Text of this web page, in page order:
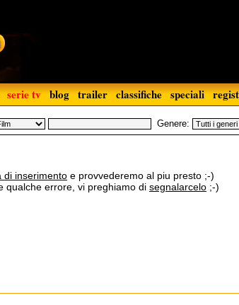
serie tv blog trailer classifiche speciali
Genere:
di inserimento e provvederemo al piu presto ;-)
qualche errore, vi preghiamo di segnalarcelo ;-)